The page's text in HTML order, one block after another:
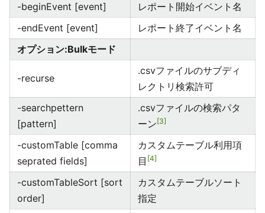
-beginEvent [event]
レポート開始イベント名
-endEvent [event]
レポート終了イベント名
オプション:Bulkモード
-recurse
.csvファイルのサブディ
レクトリ検索許可
-searchpettern
[pattern]
.csvファイルの検索パタ
ーン 3
-customTable [comma
seprated fields]
カスタムテーブル利用項
目 4
-customTableSort [sort
order]
カスタムテーブルソート
指定